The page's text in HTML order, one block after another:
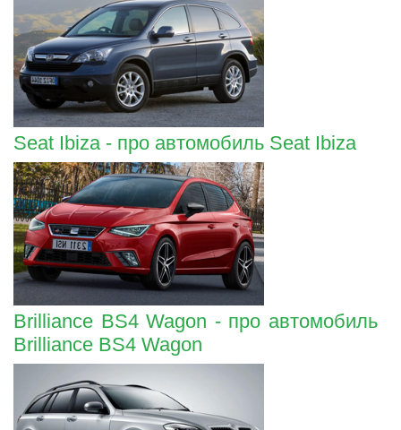
Seat Ibiza - про автомобиль Seat Ibiza
Brilliance BS4 Wagon - про автомобиль
Brilliance BS4 Wagon